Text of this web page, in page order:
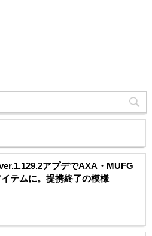
アプデでAXA・MUFG
テムに。提携終了の模様